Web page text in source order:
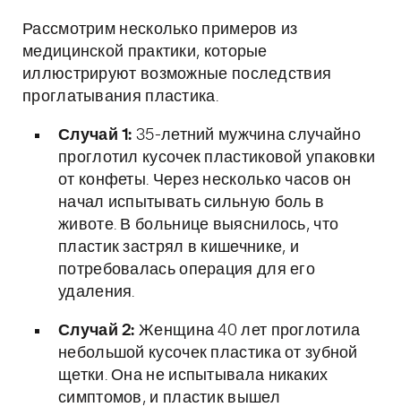
Рассмотрим несколько примеров из
медицинской практики, которые
иллюстрируют возможные последствия
проглатывания пластика.
Случай 1: 35-летний мужчина случайно
проглотил кусочек пластиковой упаковки
от конфеты. Через несколько часов он
начал испытывать сильную боль в
животе. В больнице выяснилось, что
пластик застрял в кишечнике, и
потребовалась операция для его
удаления.
Случай 2: Женщина 40 лет проглотила
небольшой кусочек пластика от зубной
щетки. Она не испытывала никаких
симптомов, и пластик вышел